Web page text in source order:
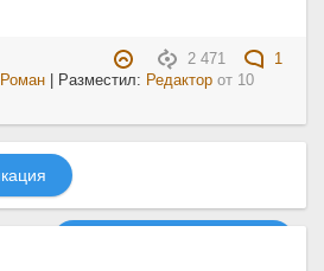
2 471
1
| Разместил: Редактор от 10